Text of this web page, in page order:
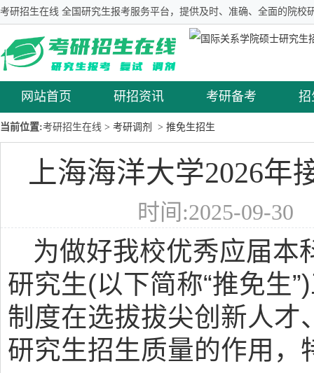
考研招生在线 全国研究生报考服务平台，提供及时、准确、全面的院校
网站首页 研招资讯 考研备考 招
当前位置:考研招生在线 > 考研调剂 > 推免生招生
上海海洋大学2026年
时间:2025-09-
为做好我校优秀应届本
研究生(以下简称“推免生
制度在选拔拔尖创新人才
研究生招生质量的作用，